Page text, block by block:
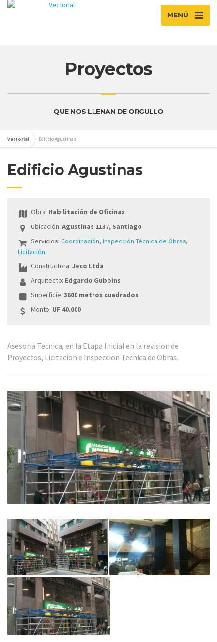
MENÚ
Proyectos
QUE NOS LLENAN DE ORGULLO
Vectorial Edificio Agustinas
Edificio Agustinas
Obra: Habilitación de Oficinas
Ubicación: Agustinas 1137, Santiago
Servicios: Coordinación, Inspección Técnica de Obras,
Licitación
Constructora: Jeco Ltda
Arquitecto: Edgardo Gubbins
Superficie: 3600 metros cuadrados
Monto: UF 40.000
Asesoria Tecnica, en la Etapa Inicial en la revision de
Proyectos, Licitacion e Inspeccion Tecnica de Obras.